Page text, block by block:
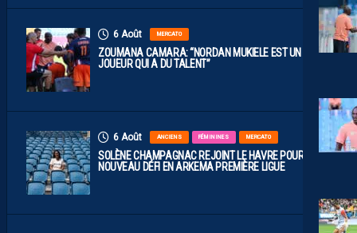
6 Août MERCATO
ZOUMANA CAMARA: “NORDAN MUKIELE EST UN
JOUEUR QUI A DU TALENT”
6 Août ANCIENS FÉMININES MERCATO
SOLÈNE CHAMPAGNAC REJOINT LE HAVRE POUR UN
NOUVEAU DÉFI EN ARKEMA PREMIÈRE LIGUE